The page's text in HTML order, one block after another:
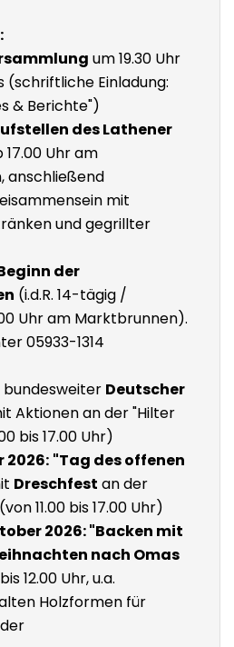
um 19.30 Uhr
(schriftliche Einladung:
& Berichte")
des Lathener
17.00 Uhr am
anschließend
mit
und gegrillter
der
(i.d.R. 14-tägig /
Uhr am Marktbrunnen).
05933-1314
bundesweiter Deutscher
Aktionen an der "Hilter
bis 17.00 Uhr)
2026: "Tag des offenen
Dreschfest an der
11.00 bis 17.00 Uhr)
2026: "Backen mit
nach Omas
12.00 Uhr, u.a.
Holzformen für